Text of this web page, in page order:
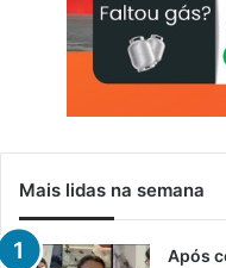
Mais lidas na semana
Após